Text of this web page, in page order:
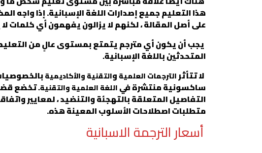
هذا التعليم جميع إصدارات اللغة الإسبانية. إذا
على أصل المقالة ، لكنهم لا يزالون يفهمون أي كلمات
يجب أن يكون أي مترجم يتمتع بمستوى عالٍ من
المتحدثين باللغة الإسبانية.
لا تتأثرالترجمات العلميةوالتقنية والأكاديمية
ساكسونية منتشرة فياللغة العلمية والتقنية. تخضع
التفاصيل المتعلقة بالتهجئة والتنضيد ، لمعايير
متطلبات اصطلاحات الأسلوب المعينة هذه.
أسعار الترجمة الاسبانية